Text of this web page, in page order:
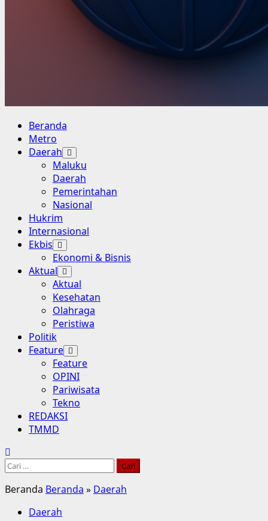
Primary
Menu
Beranda
Metro
Daerah
Maluku
Daerah
Pemerintahan
Nasional
Hukrim
Internasional
Ekbis
Ekonomi & Bisnis
Aktual
Aktual
Kesehatan
Olahraga
Peristiwa
Politik
Feature
Feature
OPINI
Pariwisata
Tekno
REDAKSI
TMMD
Cari
Beranda Beranda » Daerah
Daerah